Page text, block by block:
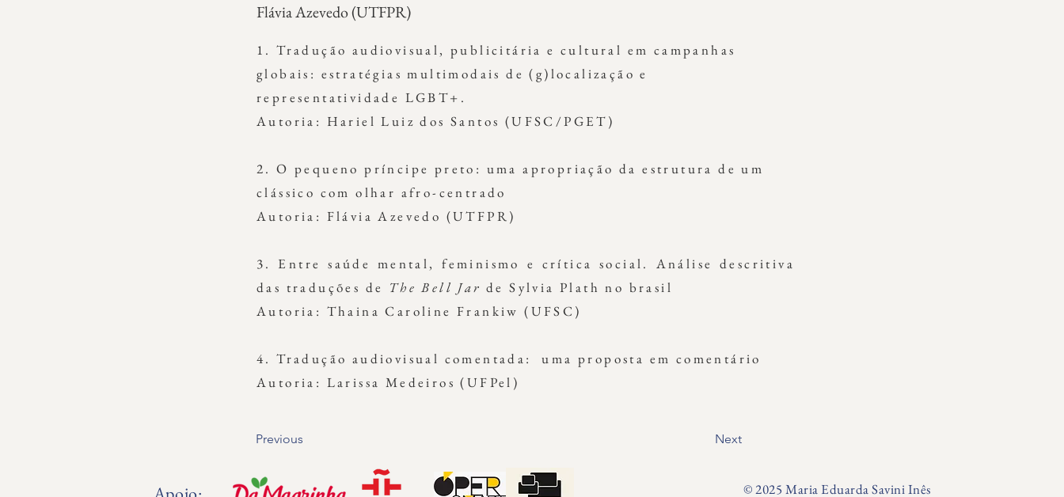
Flávia Azevedo (UTFPR)
1. Tradução audiovisual, publicitária e cultural em campanhas
globais: estratégias multimodais de (g)localização e
representatividade LGBT+.
Autoria: Hariel Luiz dos Santos (UFSC/PGET)
2. O pequeno príncipe preto: uma apropriação da estrutura de um
clássico com olhar afro-centrado
Autoria: Flávia Azevedo (UTFPR)
3. Entre saúde mental, feminismo e crítica social. Análise descritiva
das traduções de The Bell Jar de Sylvia Plath no brasil
Autoria: Thaina Caroline Frankiw (UFSC)
4. Tradução audiovisual comentada: uma proposta em comentário
Autoria: Larissa Medeiros (UFPel)
Previous Next
© 2025 Maria Eduarda Savini Inês